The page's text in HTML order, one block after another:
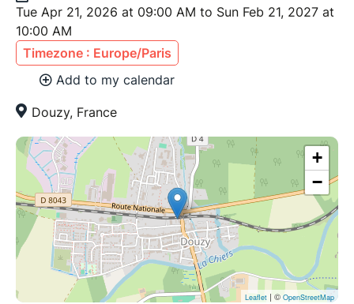
Tue Apr 21, 2026 at 09:00 AM to Sun Feb 21, 2027 at
10:00 AM
Timezone : Europe/Paris
Add to my calendar
Douzy, France
+
−
Leaflet | © OpenStreetMap